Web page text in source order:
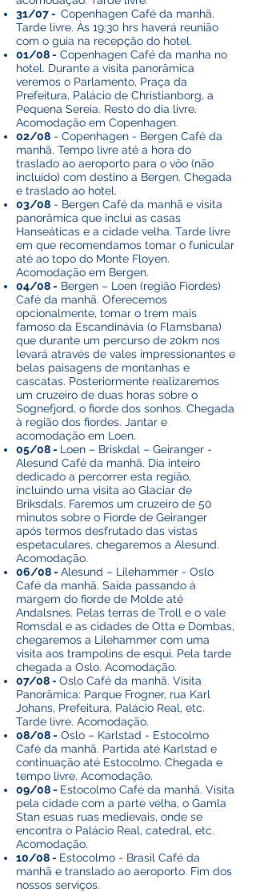
31/07 - Copenhagen Café da manhã.
Tarde livre. Às 19:30 hrs haverá reunião
com o guia na recepção do hotel.
01/08 - Copenhagen Café da manha no
hotel. Durante a visita panorâmica
veremos o Parlamento, Praça da
Prefeitura, Palácio de Christianborg, a
Pequena Sereia. Resto do dia livre.
Acomodação em Copenhagen.
02/08 - Copenhagen - Bergen Café da
manhã. Tempo livre até a hora do
traslado ao aeroporto para o vôo (não
incluído) com destino a Bergen. Chegada
e traslado ao hotel.
03/08 - Bergen Café da manhã e visita
panorâmica que inclui as casas
Hanseáticas e a cidade velha. Tarde livre
em que recomendamos tomar o funicular
até ao topo do Monte Floyen.
Acomodação em Bergen.
04/08 - Bergen – Loen (região Fiordes)
Café da manhã. Oferecemos
opcionalmente, tomar o trem mais
famoso da Escandinávia (o Flamsbana)
que durante um percurso de 20km nos
levará através de vales impressionantes e
belas paisagens de montanhas e
cascatas. Posteriormente realizaremos
um cruzeiro de duas horas sobre o
Sognefjord, o fiorde dos sonhos. Chegada
à região dos fiordes. Jantar e
acomodação em Loen.
05/08 - Loen – Briskdal – Geiranger -
Alesund Café da manhã. Dia inteiro
dedicado a percorrer esta região,
incluindo uma visita ao Glaciar de
Briksdals. Faremos um cruzeiro de 50
minutos sobre o Fiorde de Geiranger
após termos desfrutado das vistas
espetaculares, chegaremos a Alesund.
Acomodação.
06/08 - Alesund – Lilehammer - Oslo
Café da manhã. Saída passando à
margem do fiorde de Molde até
Andalsnes. Pelas terras de Troll e o vale
Romsdal e as cidades de Otta e Dombas,
chegaremos a Lilehammer com uma
visita aos trampolins de esqui. Pela tarde
chegada a Oslo. Acomodação.
07/08 - Oslo Café da manhã. Visita
Panorâmica: Parque Frogner, rua Karl
Johans, Prefeitura, Palácio Real, etc.
Tarde livre. Acomodação.
08/08 - Oslo – Karlstad - Estocolmo
Café da manhã. Partida até Karlstad e
continuação até Estocolmo. Chegada e
tempo livre. Acomodação.
09/08 - Estocolmo Café da manhã. Visita
pela cidade com a parte velha, o Gamla
Stan esuas ruas medievais, onde se
encontra o Palácio Real, catedral, etc.
Acomodação.
10/08 - Estocolmo - Brasil Café da
manhã e translado ao aeroporto. Fim dos
nossos serviços.